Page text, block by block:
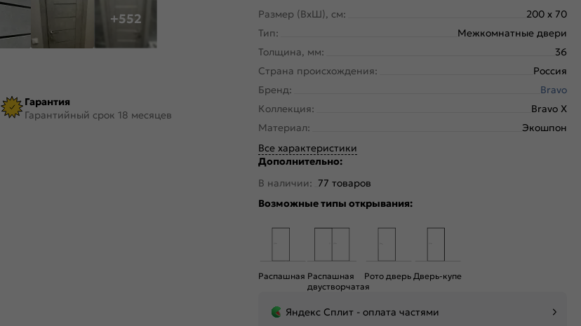
+552
Гарантия
Гарантийный срок 18 месяцев
Размер (ВхШ), см:
200 x 70
Тип:
Межкомнатные двери
Толщина, мм:
36
Страна происхождения:
Россия
Бренд:
Bravo
Коллекция:
Bravo X
Материал:
Экошпон
Все характеристики
Дополнительно:
В наличии: 77 товаров
Возможные типы открывания:
Распашная Распашная
двустворчатая
Рото дверь Дверь-купе
Яндекс Сплит - оплата частями